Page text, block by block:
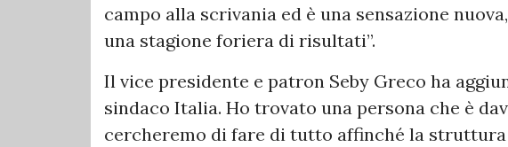
campo alla scrivania ed è una sensazione
una stagione foriera di risultati”.
Il vice presidente e patron Seby Greco ha
sindaco Italia. Ho trovato una persona che è
cercheremo di fare di tutto affinché la